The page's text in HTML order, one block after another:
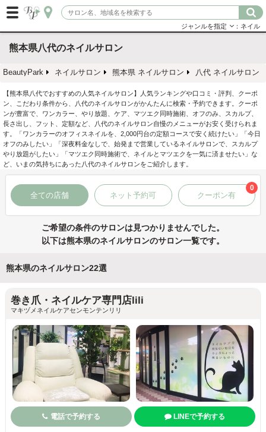
ジャンルを指定 ：ネイル
熊本県八代のネイルサロン
BeautyPark ネイルサロン 熊本県 ネイルサロン 八代 ネイルサロン
【熊本県八代でおすすめの人気ネイルサロン】人気ランキングや口コミ・評判、クーポ
ン、こだわり条件から、八代のネイルサロンがかんたんに検索・予約できます。クーポ
ンが豊富で、ワンカラー、やり放題、ケア、マツエク同時施術、オフのみ、スカルプ、
長さ出し、フット、定額など、八代のネイルサロン自慢のメニューがお安く受けられま
す。「ワンカラーのオフィスネイルを、2,000円台の定額コースで安く続けたい」「今日
オフのみしたい」「深夜料金なしで、始発まで営業しているネイルサロンで、スカルプ
やり放題がしたい」「マツエク同時施術で、ネイルとマツエクを一気に済ませたい」な
ど、いまの気持ちにあった八代のネイルサロンをご紹介します。
全ての店舗 ネット予約可 クーポン有
0
ご希望の条件のサロンは見つかりませんでした。
以下は熊本県のネイルサロンのサロン一覧です。
熊本県のネイルサロン22選
巻き爪・ネイルケア専門店lili
マキヅメネイルケアセンモンテンリリ
電話で予約する LINEで予約する